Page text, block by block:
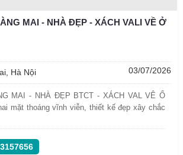
MAI - NHÀ ĐẸP - XÁCH VALI VỀ Ở
Hà Nội 03/07/2026
MAI - NHÀ ĐẸP BTCT - XÁCH VAL VÊ Ố
mặt thoáng vĩnh viễn, thiết kế đẹp xây chắc